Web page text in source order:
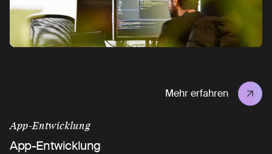
Mehr erfahren
App-Entwicklung
App-Entwicklung